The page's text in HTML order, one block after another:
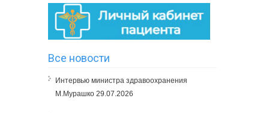
Все новости
Интервью министра здравоохранения
М.Мурашко 29.07.2026